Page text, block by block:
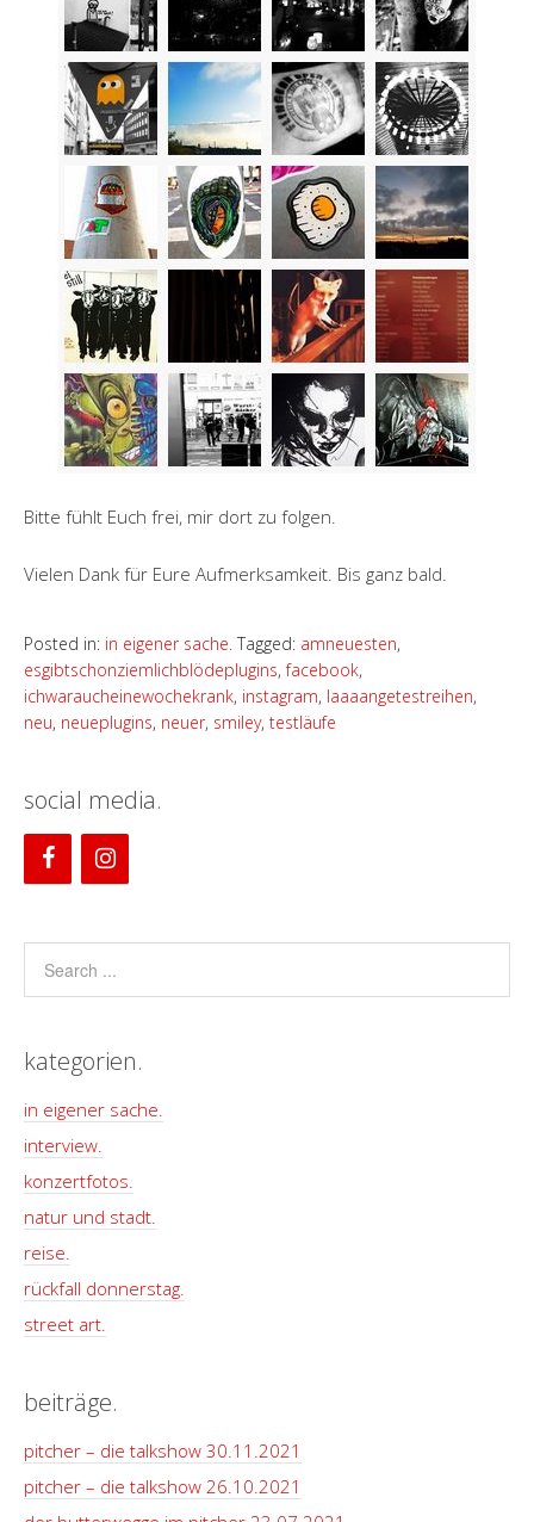
Bitte fühlt Euch frei, mir dort zu folgen.
Vielen Dank für Eure Aufmerksamkeit. Bis ganz bald.
Posted in: in eigener sache. Tagged: amneuesten,
esgibtschonziemlichblödeplugins,facebook,
ichwaraucheinewochekrank, instagram, laaaangetestreihen,
neu, neueplugins, neuer, smiley, testläufe
social media.
kategorien.
in eigener sache.
interview.
konzertfotos.
natur und stadt.
reise.
rückfall donnerstag.
street art.
beiträge.
pitcher – die talkshow 30.11.2021
pitcher – die talkshow 26.10.2021